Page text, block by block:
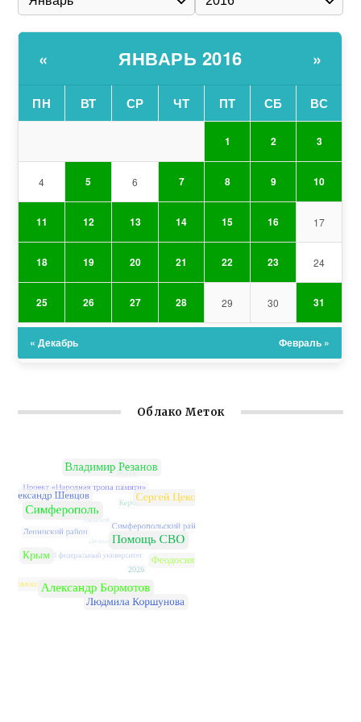
« ЯНВАРЬ 2016 »
ПН ВТ СР ЧТ ПТ СБ ВС
1 2 3
4 5 6 7 8 9 10
11 12 13 14 15 16 17
18 19 20 21 22 23 24
25 26 27 28 29 30 31
« Декабрь Февраль »
Облако Меток